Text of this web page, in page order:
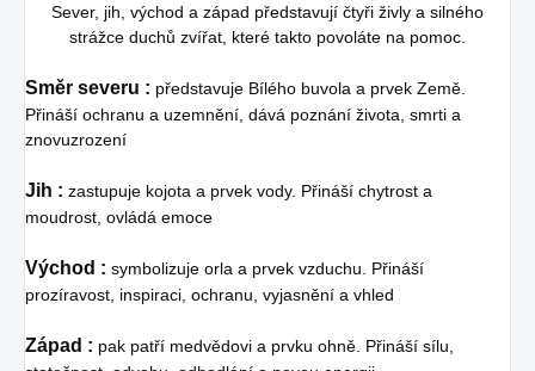
Sever, jih, východ a západ představují čtyři živly a silného
strážce duchů zvířat, které takto povoláte na pomoc.
Směr severu : představuje Bílého buvola a prvek Země.
Přináší ochranu a uzemnění, dává poznání života, smrti a
znovuzrození
Jih : zastupuje kojota a prvek vody. Přináší chytrost a
moudrost, ovládá emoce
Východ : symbolizuje orla a prvek vzduchu. Přináší
prozíravost, inspiraci, ochranu, vyjasnění a vhled
Západ : pak patří medvědovi a prvku ohně. Přináší sílu,